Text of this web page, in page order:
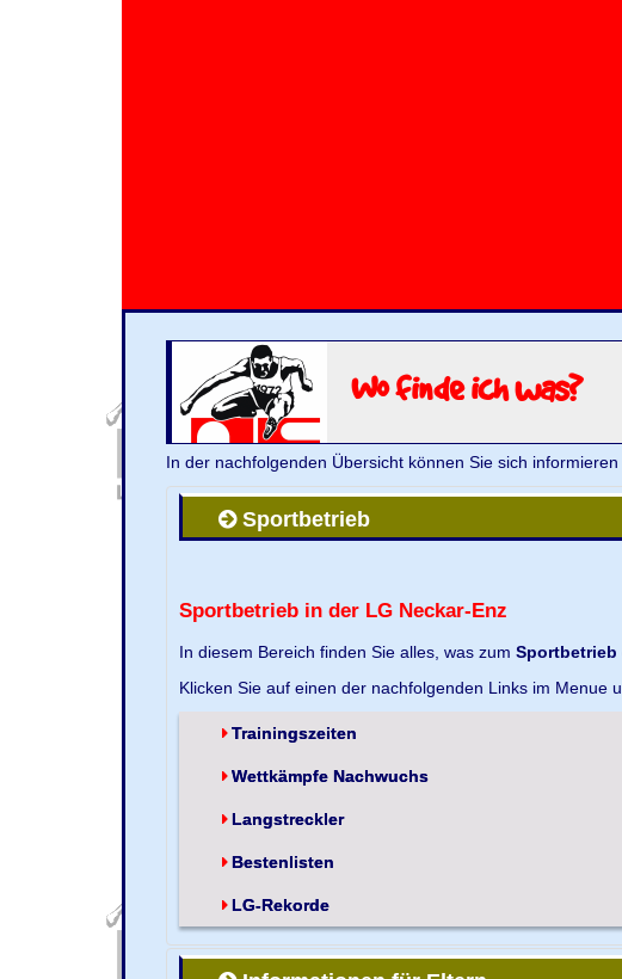
Wo finde ich was?
In der nachfolgenden Übersicht können Sie sich
Sportbetrieb
Sportbetrieb in der LG Neckar-Enz
In diesem Bereich finden Sie alles, was zumSportbetrieb
Klicken Sie auf einen der nachfolgenden Links im Menue
Trainingszeiten
Wettkämpfe Nachwuchs
Langstreckler
Bestenlisten
LG-Rekorde